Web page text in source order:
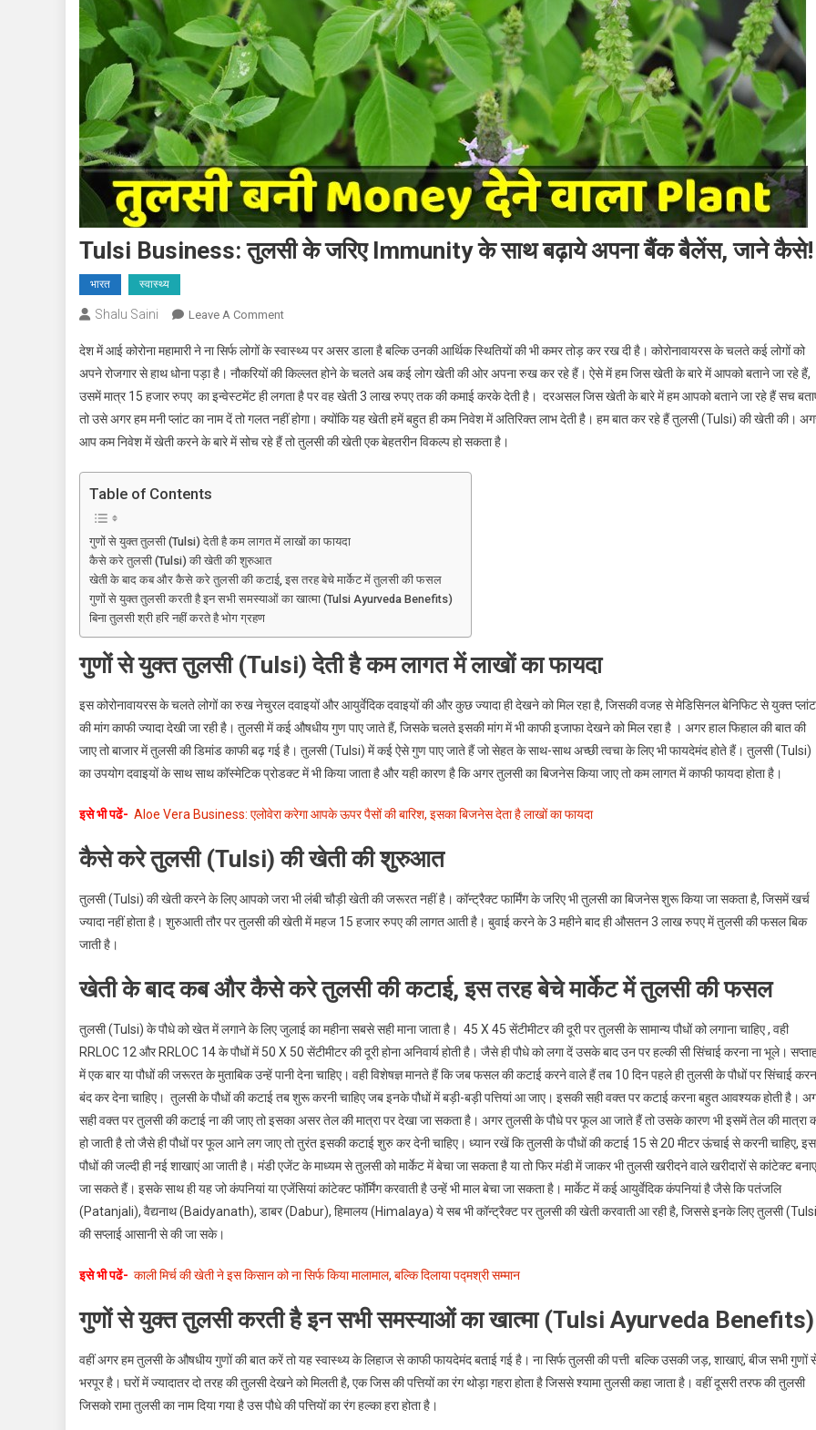
Tulsi Business: तुलसी के जरिए Immunity के साथ बढ़ाये अपना बैंक बैलेंस, जाने कैसे!
भारत स्वास्थ्य
Shalu Saini Leave A CommentOn
Business:
तुलसी
के
जरिए
Immunity
बैंक
जाने
कैसे!
देश में आई कोरोना महामारी ने ना सिर्फ लोगों के स्वास्थ्य पर असर डाला है बल्कि उनकी आर्थिक स्थितियों की भी कमर तोड़ कर रख दी है। कोरोनावायरस के चलते कई लोगों को
अपने रोजगार से हाथ धोना पड़ा है। नौकरियों की किल्लत होने के चलते अब कई लोग खेती की ओर अपना रुख कर रहे हैं। ऐसे में हम जिस खेती के बारे में आपको बताने जा रहे हैं,
उसमें मात्र 15 हजार रुपए का इन्वेस्टमेंट ही लगता है पर वह खेती 3 लाख रुपए तक की कमाई करके देती है। दरअसल जिस खेती के बारे में हम आपको बताने जा रहे हैं सच
तो उसे अगर हम मनी प्लांट का नाम दें तो गलत नहीं होगा। क्योंकि यह खेती हमें बहुत ही कम निवेश में अतिरिक्त लाभ देती है। हम बात कर रहे हैं तुलसी (Tulsi) की खेती की।
आप कम निवेश में खेती करने के बारे में सोच रहे हैं तो तुलसी की खेती एक बेहतरीन विकल्प हो सकता है।
Table of Contents
गुणों से युक्त तुलसी (Tulsi) देती है कम लागत में लाखों का फायदा
कैसे करे तुलसी (Tulsi) की खेती की शुरुआत
खेती के बाद कब और कैसे करे तुलसी की कटाई, इस तरह बेचे मार्केट में तुलसी की फसल
गुणों से युक्त तुलसी करती है इन सभी समस्याओं का खात्मा (Tulsi Ayurveda Benefits)
बिना तुलसी श्री हरि नहीं करते है भोग ग्रहण
गुणों से युक्त तुलसी (Tulsi) देती है कम लागत में लाखों का फायदा
इस कोरोनावायरस के चलते लोगों का रुख नेचुरल दवाइयों और आयुर्वेदिक दवाइयों की और कुछ ज्यादा ही देखने को मिल रहा है, जिसकी वजह से मेडिसिनल बेनिफिट से युक्त प्लांट
की मांग काफी ज्यादा देखी जा रही है। तुलसी में कई औषधीय गुण पाए जाते हैं, जिसके चलते इसकी मांग में भी काफी इजाफा देखने को मिल रहा है । अगर हाल फिहाल की बात की
जाए तो बाजार में तुलसी की डिमांड काफी बढ़ गई है। तुलसी (Tulsi) में कई ऐसे गुण पाए जाते हैं जो सेहत के साथ-साथ अच्छी त्वचा के लिए भी फायदेमंद होते हैं। तुलसी (Tulsi)
का उपयोग दवाइयों के साथ साथ कॉस्मेटिक प्रोडक्ट में भी किया जाता है और यही कारण है कि अगर तुलसी का बिजनेस किया जाए तो कम लागत में काफी फायदा होता है।
इसे भी पढें- Aloe Vera Business: एलोवेरा करेगा आपके ऊपर पैसों की बारिश, इसका बिजनेस देता है लाखों का फायदा
कैसे करे तुलसी (Tulsi) की खेती की शुरुआत
तुलसी (Tulsi) की खेती करने के लिए आपको जरा भी लंबी चौड़ी खेती की जरूरत नहीं है। कॉन्ट्रैक्ट फार्मिंग के जरिए भी तुलसी का बिजनेस शुरू किया जा सकता है, जिसमें खर्च
ज्यादा नहीं होता है। शुरुआती तौर पर तुलसी की खेती में महज 15 हजार रुपए की लागत आती है। बुवाई करने के 3 महीने बाद ही औसतन 3 लाख रुपए में तुलसी की फसल बिक
जाती है।
खेती के बाद कब और कैसे करे तुलसी की कटाई, इस तरह बेचे मार्केट में तुलसी की फसल
तुलसी (Tulsi) के पौधे को खेत में लगाने के लिए जुलाई का महीना सबसे सही माना जाता है। 45 X 45 सेंटीमीटर की दूरी पर तुलसी के सामान्य पौधों को लगाना चाहिए , वही
RRLOC 12 और RRLOC 14 के पौधों में 50 X 50 सेंटीमीटर की दूरी होना अनिवार्य होती है। जैसे ही पौधे को लगा दें उसके बाद उन पर हल्की सी सिंचाई करना ना भूले।
में एक बार या पौधों की जरूरत के मुताबिक उन्हें पानी देना चाहिए। वही विशेषज्ञ मानते हैं कि जब फसल की कटाई करने वाले हैं तब 10 दिन पहले ही तुलसी के पौधों पर सिंचाई
बंद कर देना चाहिए। तुलसी के पौधों की कटाई तब शुरू करनी चाहिए जब इनके पौधों में बड़ी-बड़ी पत्तियां आ जाए। इसकी सही वक्त पर कटाई करना बहुत आवश्यक होती है।
सही वक्त पर तुलसी की कटाई ना की जाए तो इसका असर तेल की मात्रा पर देखा जा सकता है। अगर तुलसी के पौधे पर फूल आ जाते हैं तो उसके कारण भी इसमें तेल की मात्रा
हो जाती है तो जैसे ही पौधों पर फूल आने लग जाए तो तुरंत इसकी कटाई शुरु कर देनी चाहिए। ध्यान रखें कि तुलसी के पौधों की कटाई 15 से 20 मीटर ऊंचाई से करनी चाहिए,
पौधों की जल्दी ही नई शाखाएं आ जाती है। मंडी एजेंट के माध्यम से तुलसी को मार्केट में बेचा जा सकता है या तो फिर मंडी में जाकर भी तुलसी खरीदने वाले खरीदारों से कांटेक्ट बनाए
जा सकते हैं। इसके साथ ही यह जो कंपनियां या एजेंसियां कांटेक्ट फॉर्मिंग करवाती है उन्हें भी माल बेचा जा सकता है। मार्केट में कई आयुर्वेदिक कंपनियां है जैसे कि पतंजलि
(Patanjali), वैद्यनाथ (Baidyanath), डाबर (Dabur), हिमालय (Himalaya) ये सब भी कॉन्ट्रैक्ट पर तुलसी की खेती करवाती आ रही है, जिससे इनके लिए तुलसी
की सप्लाई आसानी से की जा सके।
इसे भी पढें- काली मिर्च की खेती ने इस किसान को ना सिर्फ किया मालामाल, बल्कि दिलाया पद्मश्री सम्मान
गुणों से युक्त तुलसी करती है इन सभी समस्याओं का खात्मा (Tulsi Ayurveda Benefits)
वहीं अगर हम तुलसी के औषधीय गुणों की बात करें तो यह स्वास्थ्य के लिहाज से काफी फायदेमंद बताई गई है। ना सिर्फ तुलसी की पत्ती बल्कि उसकी जड़, शाखाएं, बीज सभी गुणों
भरपूर है। घरों में ज्यादातर दो तरह की तुलसी देखने को मिलती है, एक जिस की पत्तियों का रंग थोड़ा गहरा होता है जिससे श्यामा तुलसी कहा जाता है। वहीं दूसरी तरफ की तुलसी
जिसको रामा तुलसी का नाम दिया गया है उस पौधे की पत्तियों का रंग हल्का हरा होता है।